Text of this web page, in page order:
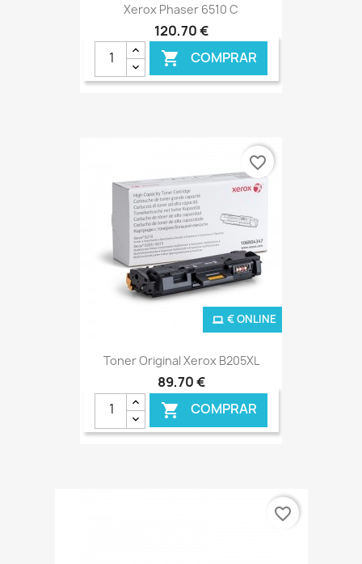
Xerox Phaser 6510 C
120,70 €
 COMPRAR
Toner Original Xerox B205XL
89,70 €
 COMPRAR
€ ONLINE
favorite_border
favorite_border